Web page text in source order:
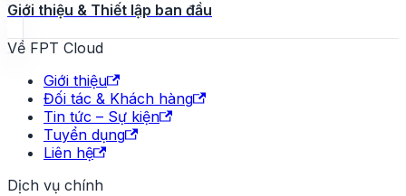
Giới thiệu & Thiết lập ban đầu
Về FPT Cloud
Giới thiệu
Đối tác & Khách hàng
Tin tức – Sự kiện
Tuyển dụng
Liên hệ
Dịch vụ chính